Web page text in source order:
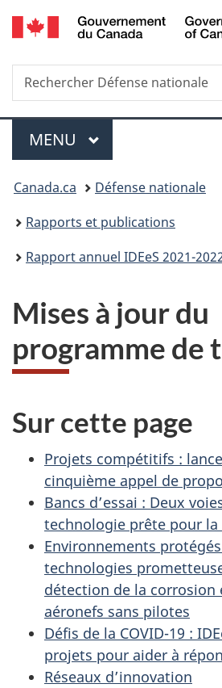
au
à
Au
du
au
de
à
version
Recherche
Rechercher
Défense
Menu
MENU PRINCIPAL
Vous
êtes
ici :
Canada.ca
Défense nationale
Rapports et publications
Rapport annuel IDEeS 2021-
Mises à jour du
programme de
Sur cette page
Projets compétitifs :
cinquième appel de
Bancs d’essai : Deux
technologie prête pour
Environnements
technologies
détection de la corrosion
aéronefs sans pilotes
Défis de la COVID-19 :
projets pour aider à
Réseaux d’innovation